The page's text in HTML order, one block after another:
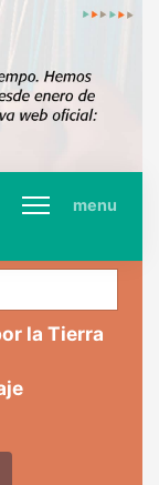
menu
la Tierra